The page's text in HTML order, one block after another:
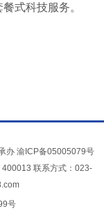
式科技服务。
办 渝ICP备05005079号
联系方式：023-
号